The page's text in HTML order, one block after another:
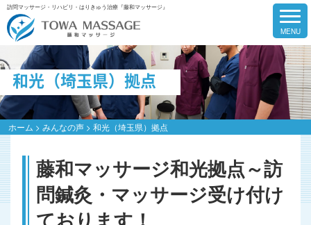
訪問マッサージ・リハビリ・はりきゅう治療『藤和マッサージ』
和光（埼玉県）拠点
ホーム > みんなの声> 和光（埼玉県）拠点
藤和マッサージ和光拠点～訪
問鍼灸・マッサージ受け付け
ております！